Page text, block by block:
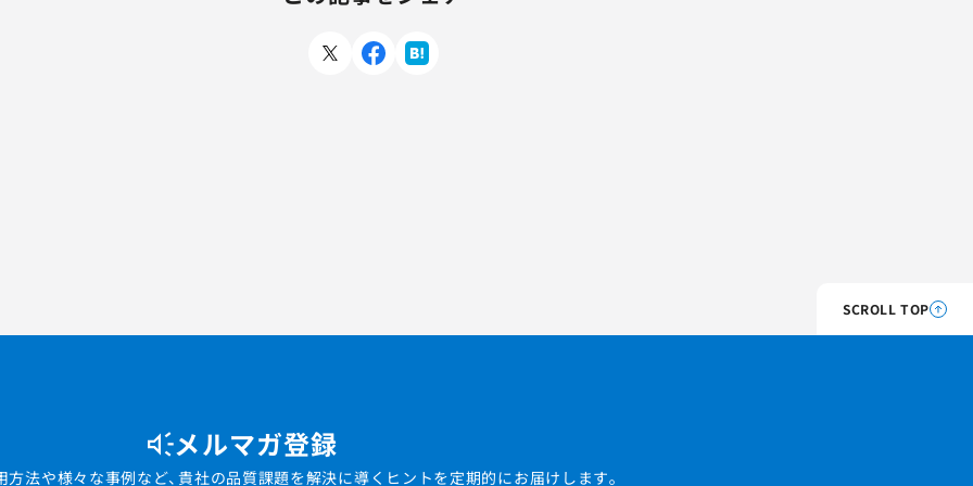
SCROLL TOP
メルマガ登録
法や様々な事例など、貴社の品質課題を解決に導くヒントを定期的にお届けします。